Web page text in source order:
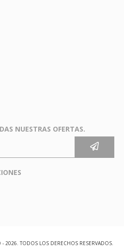
NUESTRAS OFERTAS.
- 2026. TODOS LOS DERECHOS RESERVADOS.